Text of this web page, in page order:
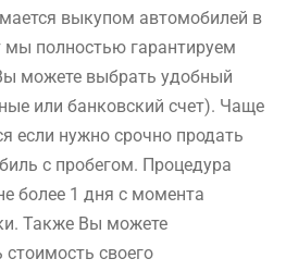
выкупом автомобилей в
полностью гарантируем
можете выбрать удобный
или банковский счет). Чаще
если нужно срочно продать
с пробегом. Процедура
более 1 дня с момента
Также Вы можете
стоимость своего